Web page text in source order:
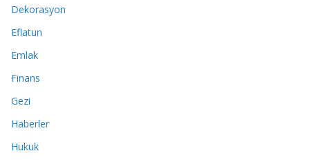
Dekorasyon
Eflatun
Emlak
Finans
Gezi
Haberler
Hukuk